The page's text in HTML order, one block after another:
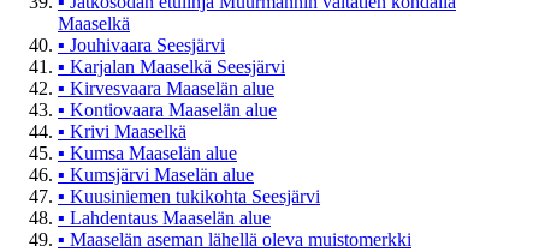
Maaselkä
▪ Jouhivaara Seesjärvi
▪ Karjalan Maaselkä Seesjärvi
▪ Kirvesvaara Maaselän alue
▪ Kontiovaara Maaselän alue
▪ Krivi Maaselkä
▪ Kumsa Maaselän alue
▪ Kumsjärvi Maselän alue
▪ Kuusiniemen tukikohta Seesjärvi
▪ Lahdentaus Maaselän alue
▪ Maaselän aseman lähellä oleva muistomerkki